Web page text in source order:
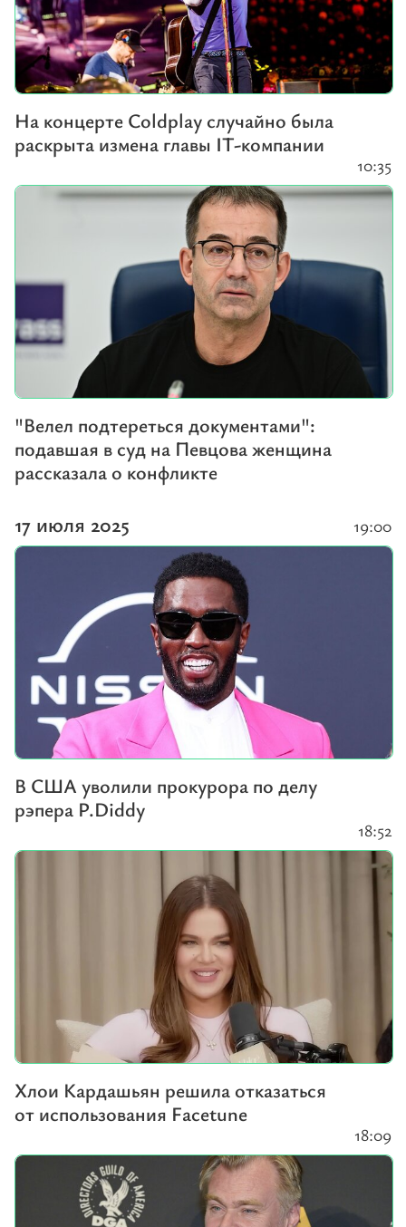
На концерте Coldplay случайно была
раскрыта измена главы IT-компании
"Велел подтереться документами":
подавшая в суд на Певцова женщина
рассказала о конфликте
10:35
17 июля 2025
В США уволили прокурора по делу
рэпера P.Diddy
19:00
Хлои Кардашьян решила отказаться
от использования Facetune
18:52
18:09